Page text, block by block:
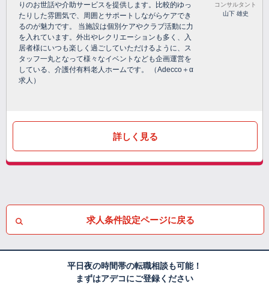
りのお世話や介助サービスを提供します。比較的ゆっ
たりした雰囲気で、周囲とサポートしながらケアでき
るのが魅力です。 当施設は個別ケアやクラブ活動に力
を入れています。外出やレクリエーションも多く、入
居者様にいつも楽しく過ごしていただけるように、ス
タッフ一丸となって様々なイベントなども企画運営を
している、介護付有料老人ホームです。 （Adecco＋α
求人）
コンサルタント
山下 雄史
詳しく見る
求人条件設定ページに戻る
平日夜の時間帯の転職相談も可能！
まずはアデコにご登録ください